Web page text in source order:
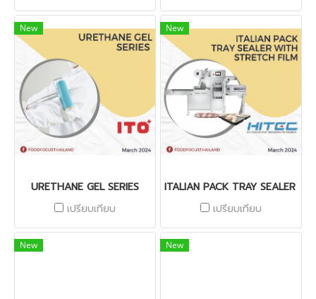
New
URETHANE GEL SERIES
เปรียบเทียบ
New
ITALIAN PACK TRAY SEALER
เปรียบเทียบ
New New